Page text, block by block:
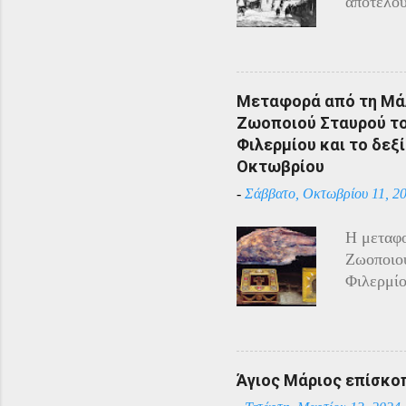
Πόντου
και
η
του
Μεταφορά από τη
Ζωοποιού Σταυρού
Φιλερμίου και το
Οκτωβρίου
- Σάββατο, Οκτωβρίου 11,
Η
Άγιος Μάριος